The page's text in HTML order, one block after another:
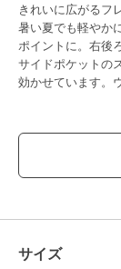
きれいに広がるフ
暑い夏でも軽やか
ポイントに。右後
サイドポケットの
効かせています。
透け感：なし
伸縮性：なし
※取り扱いについ
い。
サイズ